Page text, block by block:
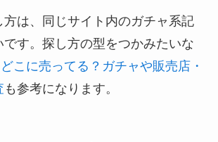
は、同じサイト内のガチャ系記
す。探し方の型をつかみたいな
こに売ってる？ガチャや販売店・
も参考になります。